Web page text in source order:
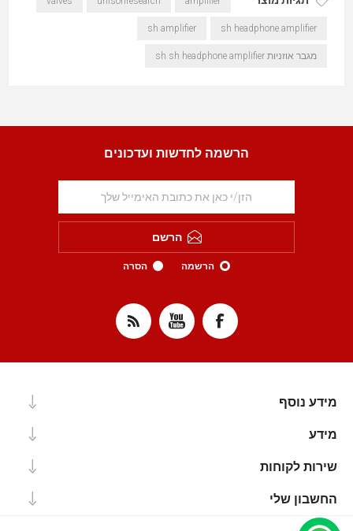
sh headphone amplifier
sh amplifier
מגבר אוזניות sh sh headphone amplifier
הרשמה לחדשות ועדכונים
הרשם
הרשמה הסרה
מידע נוסף
מידע
שירות לקוחות
החשבון שלי